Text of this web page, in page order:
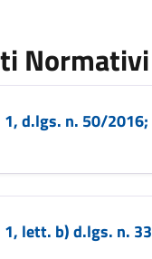
Normativi
d.lgs. n. 50/2016;
1, lett. b) d.lgs. n.